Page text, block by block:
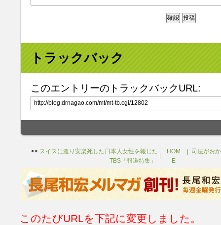
トラックバック
このエントリーのトラックバックURL:
<< スイスに渡り安楽死した日本人女性を報じた
TBS「報道特集」
HOM
E
司法がお
このたびURLを下記に変更しました。